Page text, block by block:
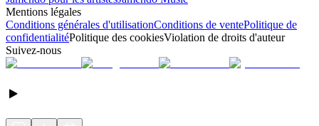
Mentions légales
Conditions générales d'utilisationConditions de ventePolitique de
confidentialitéPolitique des cookiesViolation de droits d'auteur
Suivez-nous